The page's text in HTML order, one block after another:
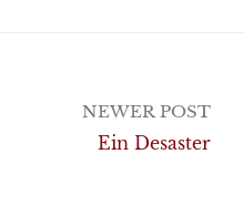
NEWER POST
Ein Desaster